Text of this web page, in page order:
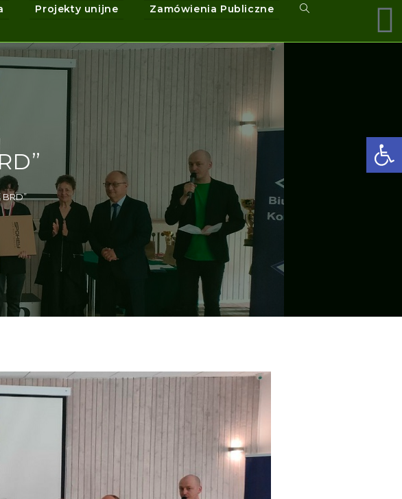
Projekty unijne Zamówienia Publiczne
BRD”